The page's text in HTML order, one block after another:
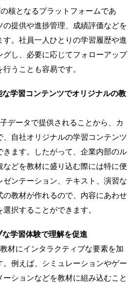
核となるプラットフォームであ
の提供や進捗管理、成績評価などを
す。社員一人ひとりの学習履歴や進
グし、必要に応じてフォローアップ
うことも容易です。
学習コンテンツでオリジナルの教
データで提供されることから、カ
、自社オリジナルの学習コンテンツ
きます。したがって、企業内部のル
などを教材に盛り込む際には特に便
ゼンテーション、テキスト、演習な
の教材が作れるので、内容にあわせ
択することができます。
学習体験で理解を促進
材にインタラクティブな要素を加
。例えば、シミュレーションやゲー
ーションなどを教材に組み込むこと